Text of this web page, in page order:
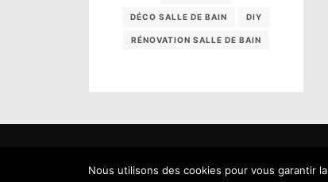
DÉCO SALLE DE BAIN DIY
RÉNOVATION SALLE DE BAIN
Nous utilisons des cookies pour vous garantir